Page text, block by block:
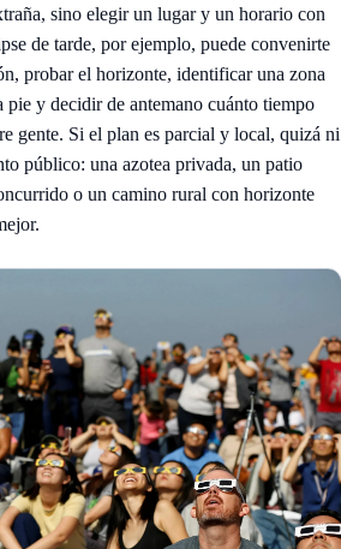
sino elegir un lugar y un horario con
de tarde, por ejemplo, puede convenirte
probar el horizonte, identificar una zona
pie y decidir de antemano cuánto tiempo
gente. Si el plan es parcial y local, quizá ni
público: una azotea privada, un patio
o un camino rural con horizonte